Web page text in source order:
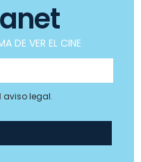
DE VER EL CINE
aviso legal.